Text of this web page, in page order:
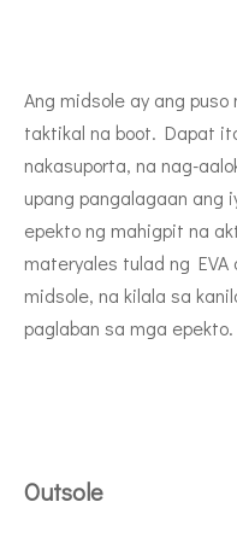
Ang midsole ay ang
taktikal na boot. Dapat
nakasuporta, na nag-
upang pangalagaan ang
epekto ng mahigpit na
materyales tulad ng
midsole, na kilala sa
paglaban sa mga epekto.
Outsole